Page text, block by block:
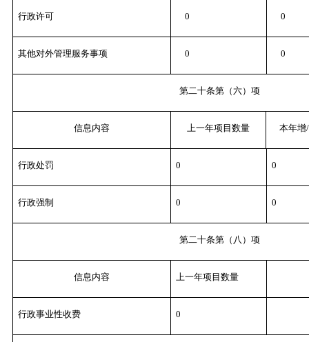
行政许可 0 0
其他对外管理服务事项 0 0
第二十条第（六）项
信息内容 上一年项目数量 本年增
行政处罚 0 0
行政强制 0 0
第二十条第（八）项
信息内容 上一年项目数量
行政事业性收费 0